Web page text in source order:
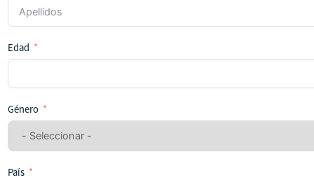
Edad
Género
País